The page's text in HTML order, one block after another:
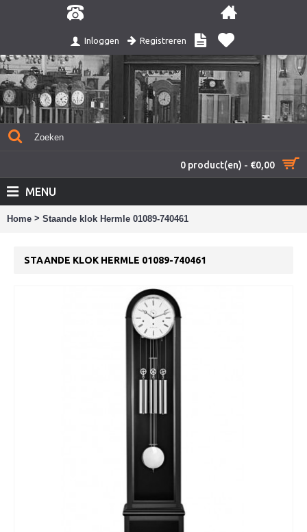
Inloggen Registreren
0 product(en) - €0,00
MENU
Home > Staande klok Hermle 01089-740461
STAANDE KLOK HERMLE 01089-740461